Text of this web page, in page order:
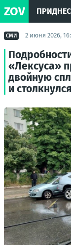
ZOV
СМИ 2 июня 2026,
«Лексуса»
двойную
и